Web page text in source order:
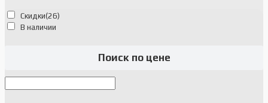
Скидки(26)
В наличии
Поиск по цене